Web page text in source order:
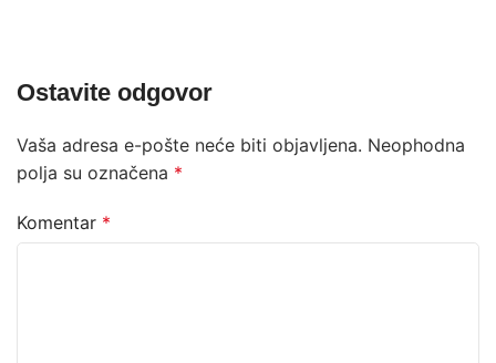
Ostavite odgovor
Vaša adresa e-pošte neće biti objavljena. Neophodna
polja su označena *
Komentar *